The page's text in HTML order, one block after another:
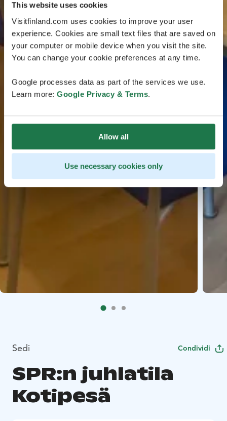
This website uses cookies
Visitfinland.com uses cookies to improve your user
experience. Cookies are small text files that are saved on
your computer or mobile device when you visit the site.
You can change your cookie preferences at any time.
Google processes data as part of the services we use.
Learn more: Google Privacy & Terms.
Allow all
Use necessary cookies only
Sedi Condividi
SPR:n juhlatila
Kotipesä